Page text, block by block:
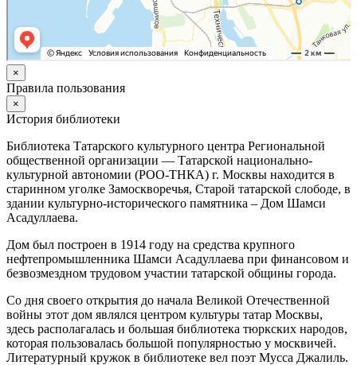
×
Правила пользования
×
История библиотеки
Библиотека Татарского культурного центра Региональной
общественной организации — Татарской национально-
культурной автономии (РОО-ТНКА) г. Москвы находится в
старинном уголке Замоскворечья, Старой татарской слободе, в
здании культурно-исторического памятника – Дом Шамси
Асадуллаева.
Дом был построен в 1914 году на средства крупного
нефтепромышленника Шамси Асадуллаева при финансовом и
безвозмездном трудовом участии татарской общины города.
Со дня своего открытия до начала Великой Отечественной
войны этот дом являлся центром культуры татар Москвы,
здесь располагалась и большая библиотека тюркских народов,
которая пользовалась большой популярностью у москвичей.
Литературный кружок в библиотеке вел поэт Мусса Джалиль.